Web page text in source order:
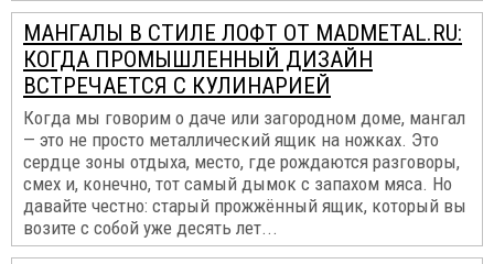
МАНГАЛЫ В СТИЛЕ ЛОФТ ОТ MADMETAL.RU:
КОГДА ПРОМЫШЛЕННЫЙ ДИЗАЙН
ВСТРЕЧАЕТСЯ С КУЛИНАРИЕЙ
Когда мы говорим о даче или загородном доме, мангал
— это не просто металлический ящик на ножках. Это
сердце зоны отдыха, место, где рождаются разговоры,
смех и, конечно, тот самый дымок с запахом мяса. Но
давайте честно: старый прожжённый ящик, который вы
возите с собой уже десять лет...